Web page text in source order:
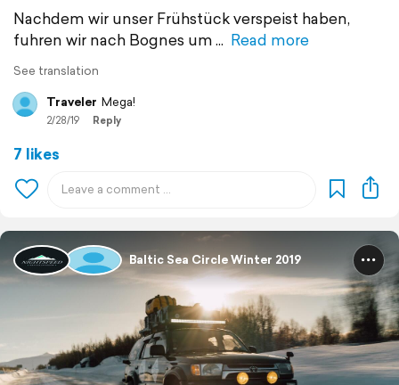
Nachdem wir unser Frühstück verspeist haben,
fuhren wir nach Bognes um
Read more
See translation
Traveler Mega!
2/28/19 Reply
7 likes
Baltic Sea Circle Winter 2019